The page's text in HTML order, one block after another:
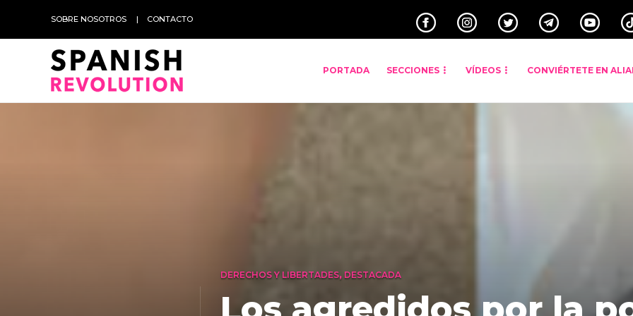
SOBRE NOSOTROS CONTACTO
PORTADA SECCIONES VÍDEOS CONVIÉRTETE EN
DERECHOS Y LIBERTADES, DESTACADA